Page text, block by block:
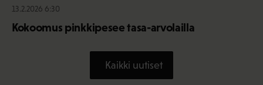
13.2.2026 6:30
Kokoomus pinkkipesee tasa-arvolailla
Kaikki uutiset